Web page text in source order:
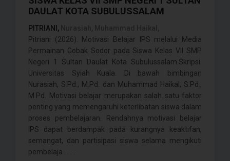
DAULAT KOTA SUBULUSSALAM
PITRIANI,
Pitriani (2026). Motivasi Belajar IPS melalui Media
Permainan Gobak Sodor pada Siswa Kelas VII SMP
Negeri 1 Sultan Daulat Kota Subulussalam.Skripsi.
Universitas Syiah Kuala. Di bawah bimbingan
Nurasiah, S.Pd., M.Pd. dan Muhammad Haikal, S.Pd.,
M.Pd. Motivasi belajar merupakan salah satu faktor
penting yang memengaruhi keterlibatan siswa dalam
proses pembelajaran. Rendahnya motivasi belajar
IPS dapat berdampak pada kurangnya keaktifan,
semangat, dan partisipasi siswa selama mengikuti
pembelaja . . . .